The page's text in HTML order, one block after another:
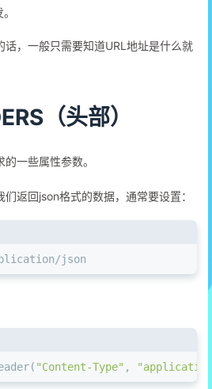
，一般只需要知道URL地址是什么就
（头部）
一些属性参数。
返回json格式的数据，通常要设置：
json
"Content-Type" ,